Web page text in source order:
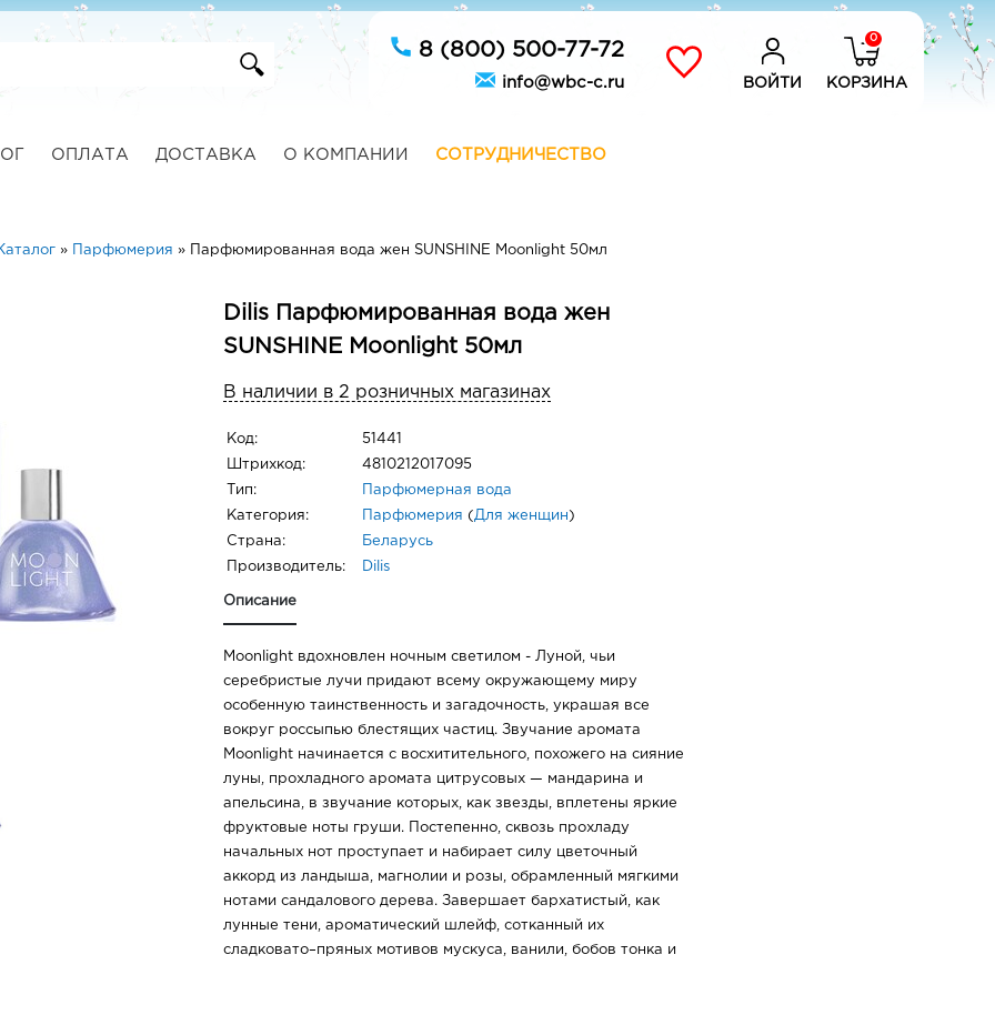
8 (800) 500-77-72
info@wbc-c.ru ВОЙТИ
0
КОРЗИНА
ОПЛАТА ДОСТАВКА О КОМПАНИИ СОТРУДНИЧЕСТВО
» Парфюмерия » Парфюмированная вода жен SUNSHINE Moonlight 50мл
Dilis Парфюмированная вода жен
SUNSHINE Moonlight 50мл
В наличии в 2 розничных магазинах
Код: 51441
Штрихкод: 4810212017095
Тип: Парфюмерная вода
Категория: Парфюмерия ( Для женщин )
Страна: Беларусь
Производитель: Dilis
Описание
Moonlight вдохновлен ночным светилом - Луной, чьи
серебристые лучи придают всему окружающему миру
особенную таинственность и загадочность, украшая все
вокруг россыпью блестящих частиц. Звучание аромата
Moonlight начинается с восхитительного, похожего на сияние
луны, прохладного аромата цитрусовых — мандарина и
апельсина, в звучание которых, как звезды, вплетены яркие
фруктовые ноты груши. Постепенно, сквозь прохладу
начальных нот проступает и набирает силу цветочный
аккорд из ландыша, магнолии и розы, обрамленный мягкими
нотами сандалового дерева. Завершает бархатистый, как
лунные тени, ароматический шлейф, сотканный их
сладковато–пряных мотивов мускуса, ванили, бобов тонка и